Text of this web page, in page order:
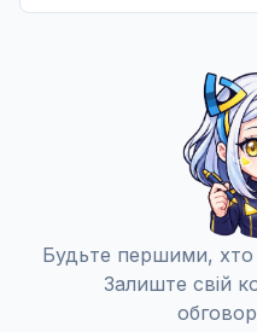
Будьте першими, хто
Залиште свій